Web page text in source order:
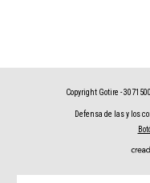
Copyright Gotire -
Defensa de las y los